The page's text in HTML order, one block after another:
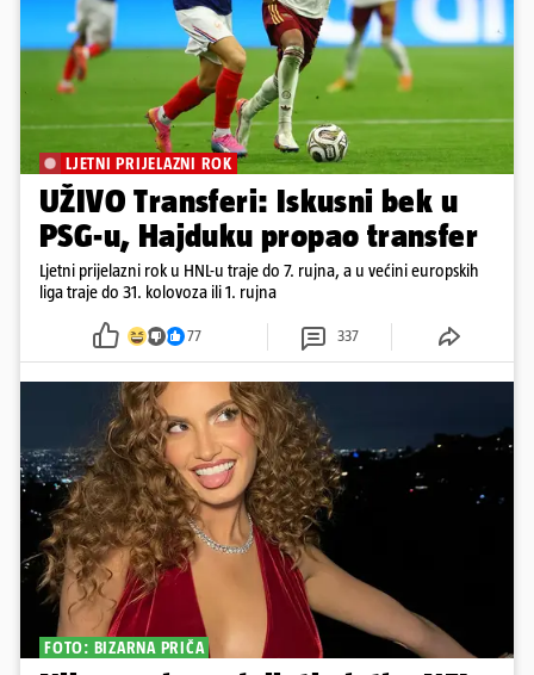
LJETNI PRIJELAZNI ROK
UŽIVO Transferi: Iskusni bek u
PSG-u, Hajduku propao transfer
Ljetni prijelazni rok u HNL-u traje do 7. rujna, a u većini europskih
liga traje do 31. kolovoza ili 1. rujna
77 337
FOTO: BIZARNA PRIČA